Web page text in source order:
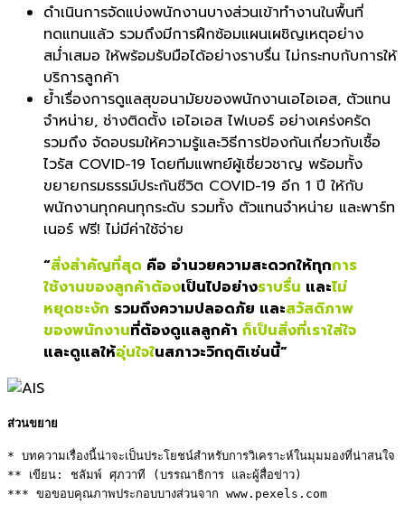
ดำเนินการจัดแบ่งพนักงานบางส่วนเข้าทำงานในพื้นที่
ทดแทนแล้ว รวมถึงมีการฝึกซ้อมแผนเผชิญเหตุอย่าง
สม่ำเสมอ ให้พร้อมรับมือได้อย่างราบรื่น ไม่กระทบกับการให้
บริการลูกค้า
ย้ำเรื่องการดูแลสุขอนามัยของพนักงานเอไอเอส, ตัวแทน
จำหน่าย, ช่างติดตั้ง เอไอเอส ไฟเบอร์ อย่างเคร่งครัด
รวมถึง จัดอบรมให้ความรู้และวิธีการป้องกันเกี่ยวกับเชื้อ
ไวรัส COVID-19 โดยทีมแพทย์ผู้เชี่ยวชาญ พร้อมทั้ง
ขยายกรมธรรม์ประกันชีวิต COVID-19 อีก 1 ปี ให้กับ
พนักงานทุกคนทุกระดับ รวมทั้ง ตัวแทนจำหน่าย และพาร์ท
เนอร์ ฟรี! ไม่มีค่าใช้จ่าย
“สิ่งสำคัญที่สุด คือ อำนวยความสะดวกให้ทุกการ
ใช้งานของลูกค้าต้องเป็นไปอย่างราบรื่น และไม่
หยุดชะงัก รวมถึงความปลอดภัย และสวัสดิภาพ
ของพนักงานที่ต้องดูแลลูกค้า ก็เป็นสิ่งที่เราใส่ใจ
และดูแลให้อุ่นใจในสภาวะวิกฤติเช่นนี้”
ส่วนขยาย
* บทความเรื่องนี้น่าจะเป็นประโยชน์สำหรับการวิเคราะห์ในมุมมองที่น่าสนใจ
** เขียน: ชลัมพ์ ศุภวาที (บรรณาธิการ และผู้สื่อข่าว)
*** ขอขอบคุณภาพประกอบบางส่วนจาก www.pexels.com